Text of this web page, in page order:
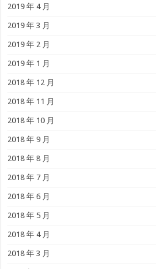
2019 年 4 月
2019 年 3 月
2019 年 2 月
2019 年 1 月
2018 年 12 月
2018 年 11 月
2018 年 10 月
2018 年 9 月
2018 年 8 月
2018 年 7 月
2018 年 6 月
2018 年 5 月
2018 年 4 月
2018 年 3 月